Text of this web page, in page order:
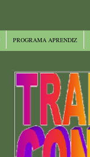
PROGRAMA APRENDIZ